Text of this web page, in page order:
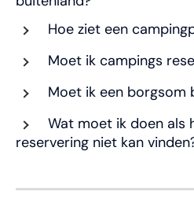
Hoe ziet een
Moet ik campings
Moet ik een borgsom
Wat moet ik doen als
reservering niet kan